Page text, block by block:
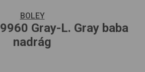
BOLEY
9960 Gray-L. Gray baba
nadrág